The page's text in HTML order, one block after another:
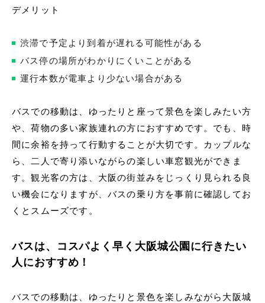
デメリット
渋滞で予定より到着が遅れる可能性がある
バス停の場所がわかりにくいことがある
運行本数が電車より少ない場合がある
バスでの移動は、ゆったりと座って景色を楽しみたい方
や、荷物の多い家族連れの方におすすめです。でも、時
間に余裕を持って行動することが大切です。カップルな
ら、二人で寄り添いながらの楽しい車窓観光ができま
す。観光客の方は、大阪の街並みをじっくり見られる良
い機会になりますが、バスの乗り方を事前に確認してお
くとスムーズです。
バスは、コスパよく早く大阪城公園に行きたい
人におすすめ！
バスでの移動は、ゆったりと景色を楽しみながら大阪城